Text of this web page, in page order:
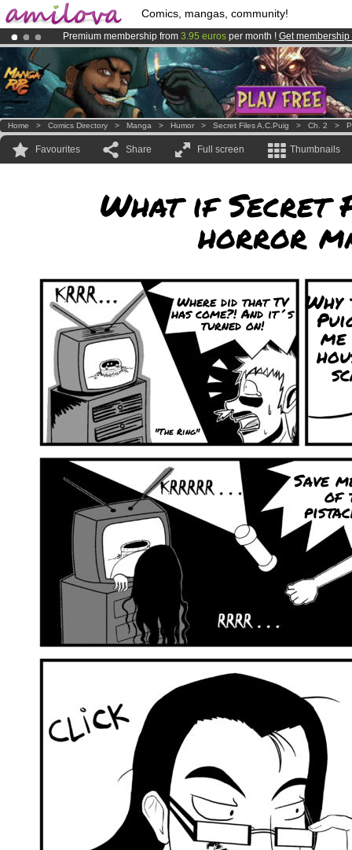
Comics, mangas, community!
Premium membership from 3.95 euros per month ! Get membership
AmilovaKickstarter is now LIVE!.
Already 134393 membersand 1208 comics & mangas!.
Home > Comics Directory > Manga > Humor > Secret Files A.C.Puig > Ch. 2 >
Favourites Share Full screen Thumbnails
What if Secret
horror
Where did that TV
has come?! And it´s
turned on!
Save
of
"The Ring"